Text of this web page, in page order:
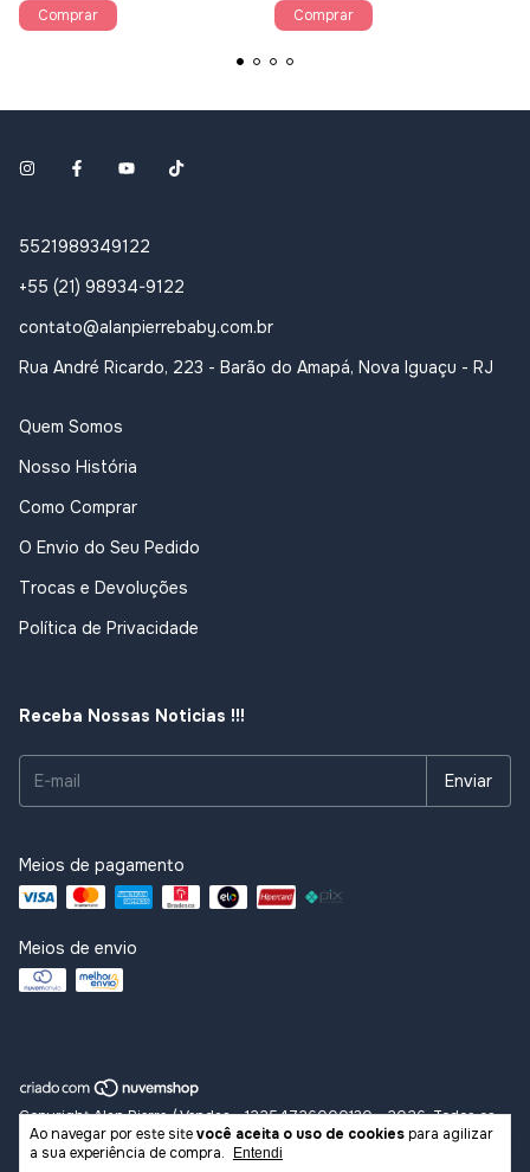
Ao navegar por este sitevocê aceita o uso de cookiespara agilizar
a sua experiência de compra.
Entendi
Comprar Comprar
5521989349122
+55 (21) 98934-9122
contato@alanpierrebaby.com.br
Rua André Ricardo, 223 - Barão do Amapá, Nova Iguaçu - RJ
Quem Somos
Nosso História
Como Comprar
O Envio do Seu Pedido
Trocas e Devoluções
Política de Privacidade
Receba Nossas Noticias !!!
Meios de pagamento
Meios de envio
Copyright Alan Pierre / Vendas - 12254726000130 - 2026. Todos os
direitos reservados.